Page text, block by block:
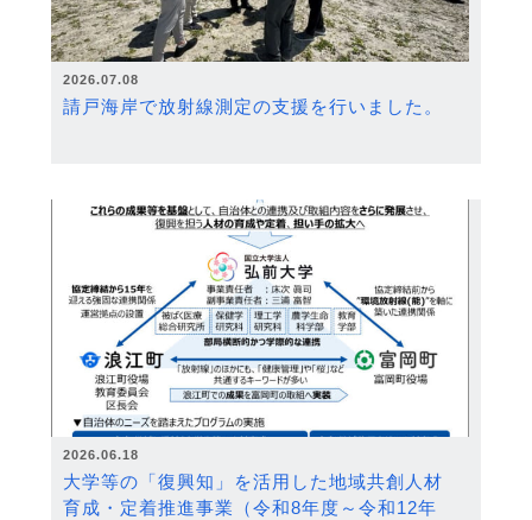
2026.07.08
請戸海岸で放射線測定の支援を行いました。
2026.06.18
大学等の「復興知」を活用した地域共創人材
育成・定着推進事業（令和8年度～令和12年